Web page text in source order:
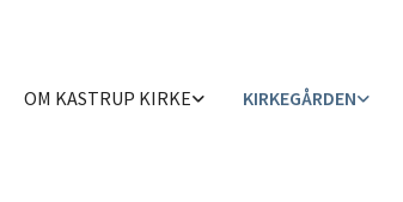
OM KASTRUP KIRKE KIRKEGÅRDEN